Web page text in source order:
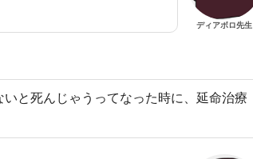
ディアボロ先生
と死んじゃうってなった時に、延命治療